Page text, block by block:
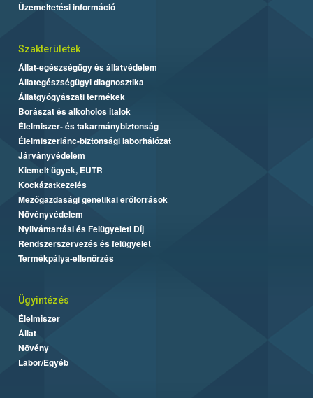
Üzemeltetési információ
Szakterületek
Állat-egészségügy és állatvédelem
Állategészségügyi diagnosztika
Állatgyógyászati termékek
Borászat és alkoholos italok
Élelmiszer- és takarmánybiztonság
Élelmiszerlánc-biztonsági laborhálózat
Járványvédelem
Kiemelt ügyek, EUTR
Kockázatkezelés
Mezőgazdasági genetikai erőforrások
Növényvédelem
Nyilvántartási és Felügyeleti Díj
Rendszerszervezés és felügyelet
Termékpálya-ellenőrzés
Ügyintézés
Élelmiszer
Állat
Növény
Labor/Egyéb